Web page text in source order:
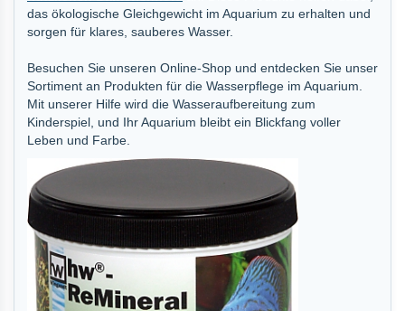
das ökologische Gleichgewicht im Aquarium zu erhalten und
sorgen für klares, sauberes Wasser.
Besuchen Sie unseren Online-Shop und entdecken Sie unser
Sortiment an Produkten für die Wasserpflege im Aquarium.
Mit unserer Hilfe wird die Wasseraufbereitung zum
Kinderspiel, und Ihr Aquarium bleibt ein Blickfang voller
Leben und Farbe.